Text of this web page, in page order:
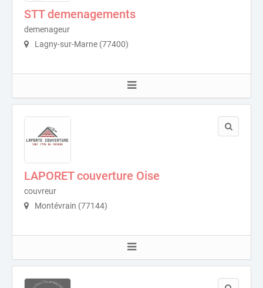
STT demenagements
demenageur
Lagny-sur-Marne (77400)
LAPORET couverture Oise
couvreur
Montévrain (77144)